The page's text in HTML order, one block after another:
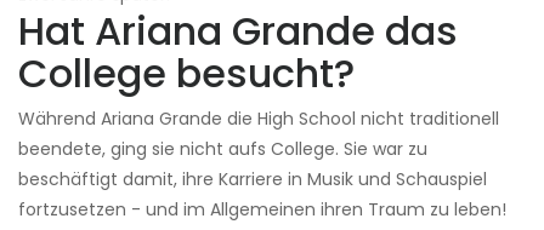
Hat Ariana Grande das
College besucht?
Während Ariana Grande die High School nicht traditionell
beendete, ging sie nicht aufs College. Sie war zu
beschäftigt damit, ihre Karriere in Musik und Schauspiel
fortzusetzen - und im Allgemeinen ihren Traum zu leben!